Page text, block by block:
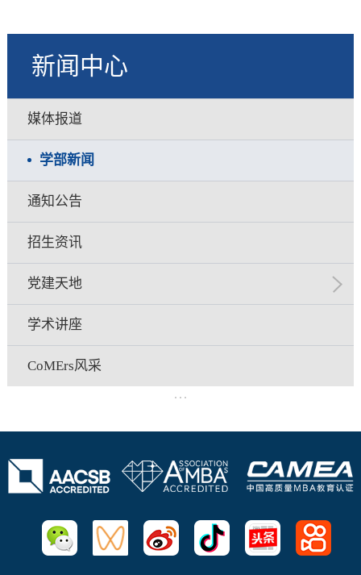
新闻中心
媒体报道
学部新闻
通知公告
招生资讯
党建天地
学术讲座
CoMErs风采